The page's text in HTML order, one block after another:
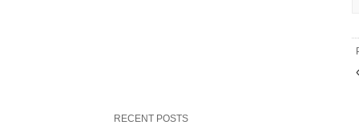
RECENT POSTS